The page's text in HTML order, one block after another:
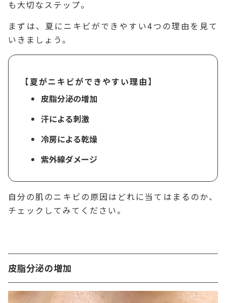
も大切なステップ。
まずは、夏にニキビができやすい4つの理由を見て
いきましょう。
【夏がニキビができやすい理由】
皮脂分泌の増加
汗による刺激
冷房による乾燥
紫外線ダメージ
自分の肌のニキビの原因はどれに当てはまるのか、
チェックしてみてください。
皮脂分泌の増加